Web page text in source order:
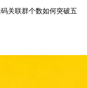
关联群个数如何突破五